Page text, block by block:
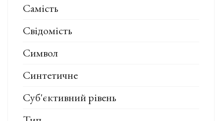
Самість
Свідомість
Символ
Синтетичне
Суб'єктивний рівень